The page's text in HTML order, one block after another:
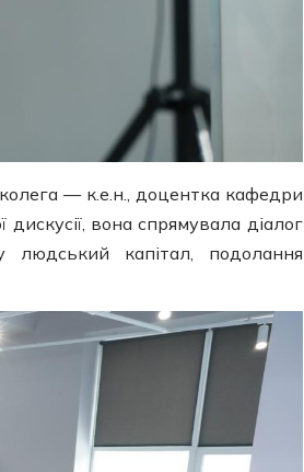
— к.е.н., доцентка кафедри
дискусії, вона спрямувала діалог
людський капітал, подолання